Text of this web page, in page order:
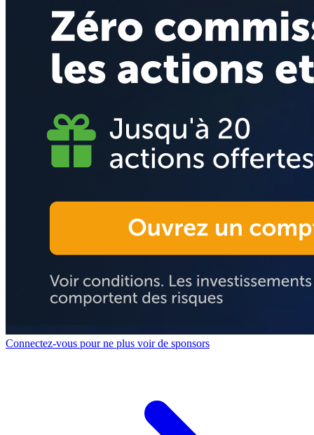
Connectez-vous pour ne plus voir de sponsors